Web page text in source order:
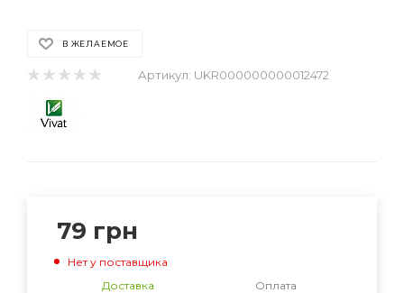
В ЖЕЛАЕМОЕ
Артикул: UKR000000000012472
79 грн
Нет у поставщика
Доставка
Оплата